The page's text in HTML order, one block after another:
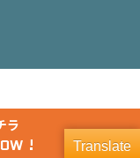
ラ
! Translate